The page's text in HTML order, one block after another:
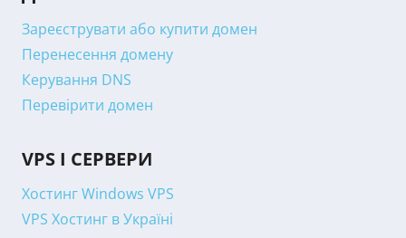
Зареєструвати або купити домен
Перенесення домену
Керування DNS
Перевірити домен
VPS І СЕРВЕРИ
Хостинг Windows VPS
VPS Хостинг в Україні